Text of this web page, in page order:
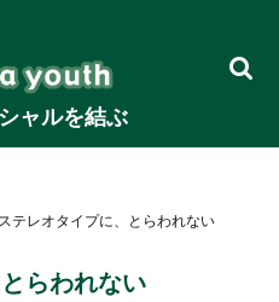
ャルを結ぶ
ステレオタイプに、とらわれない
らわれない